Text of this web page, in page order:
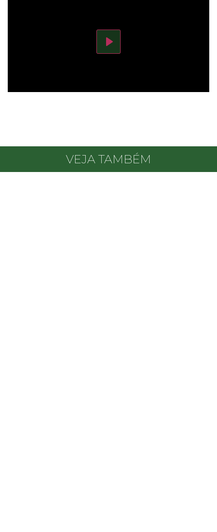
Play
VEJA TAMBÉM